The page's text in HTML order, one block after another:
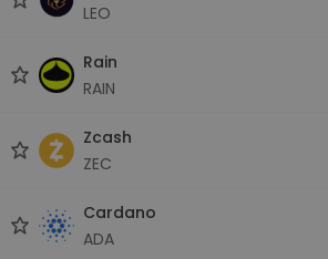
LEO
Rain
RAIN
Zcash
ZEC
Cardano
ADA